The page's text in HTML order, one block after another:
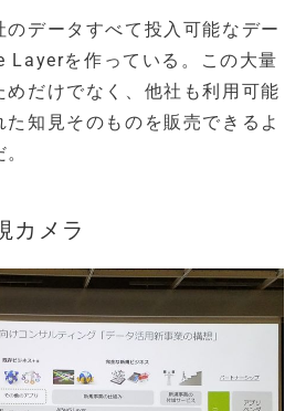
のデータすべて投入可能なデー
Layerを作っている。この大量
だけでなく、他社も利用可能
た知見そのものを販売できるよ
カメラ